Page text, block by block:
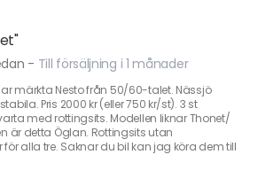
- Till försäljning i 1 månader
märkta Nesto från 50/60-talet. Nässjö
Pris 2000 kr (eller 750 kr/st). 3 st
med rottingsits. Modellen liknar Thonet/
är detta Öglan. Rottingsits utan
för alla tre. Saknar du bil kan jag köra dem till